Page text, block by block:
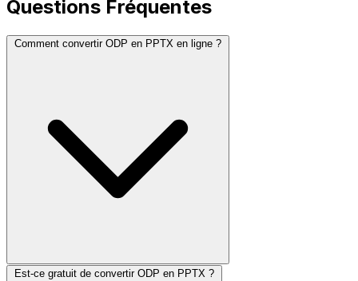
Questions Fréquentes
Comment convertir ODP en PPTX en ligne ?
Est-ce gratuit de convertir ODP en PPTX ?